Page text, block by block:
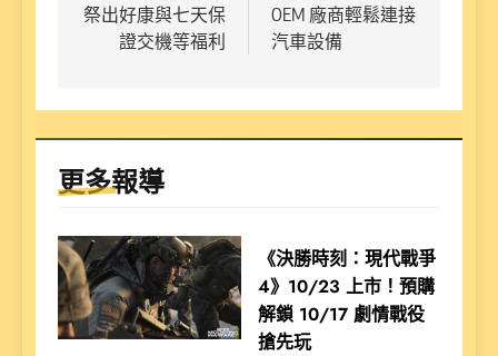
覽
祭出好康與七天保
證交機等福利
OEM 廠商輕鬆連接
汽車設備
更多報導
《決勝時刻：現代戰爭
4》10/23 上市！預購
解鎖 10/17 劇情戰役
搶先玩